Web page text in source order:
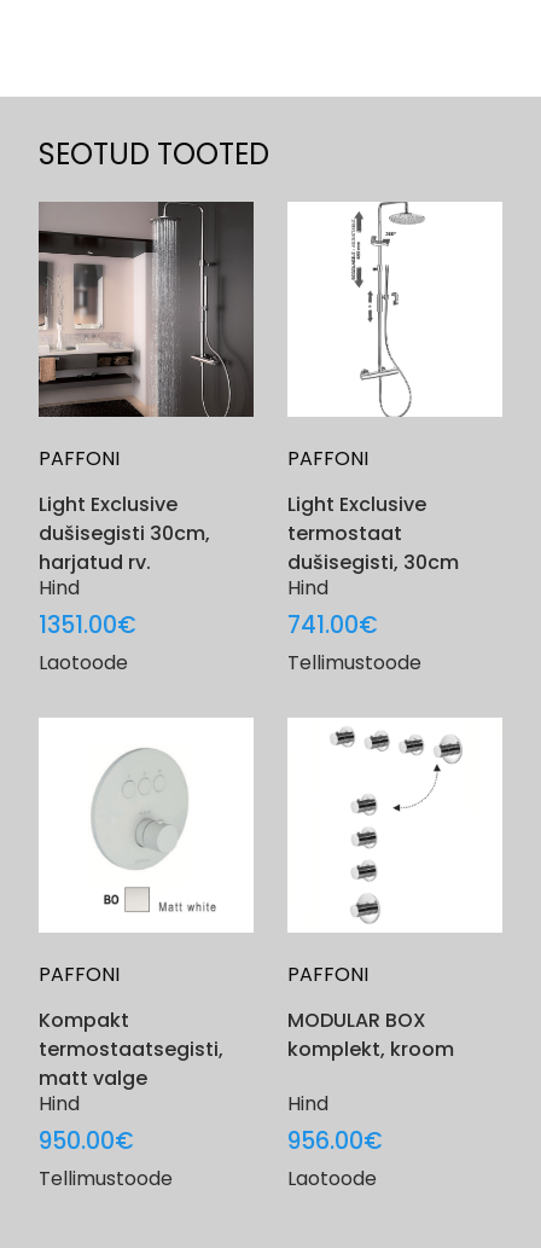
SEOTUD TOOTED
PAFFONI
Light Exclusive
dušisegisti 30cm,
harjatud rv.
Hind
1351.00€
Laotoode
PAFFONI
Light Exclusive
termostaat
dušisegisti, 30cm
Hind
741.00€
Tellimustoode
PAFFONI
Kompakt
termostaatsegisti,
matt valge
Hind
950.00€
Tellimustoode
PAFFONI
MODULAR BOX
komplekt, kroom
Hind
956.00€
Laotoode